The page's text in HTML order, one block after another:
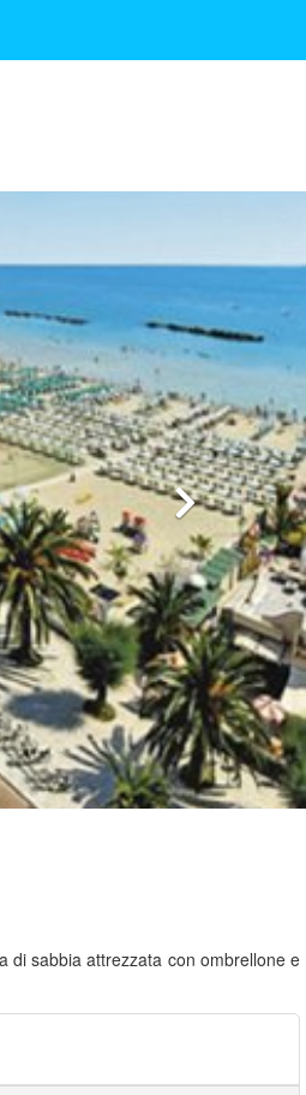
di sabbia attrezzata con ombrellone e